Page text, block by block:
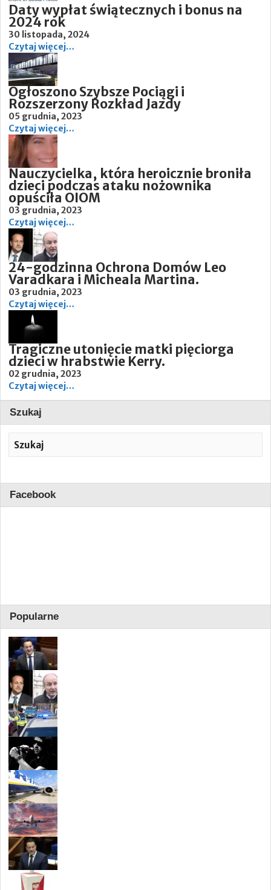
Daty wypłat świątecznych i bonus na
2024 rok
30 listopada, 2024
Czytaj więcej…
Ogłoszono Szybsze Pociągi i
Rozszerzony Rozkład Jazdy
05 grudnia, 2023
Czytaj więcej…
Nauczycielka, która heroicznie broniła
dzieci podczas ataku nożownika
opuściła OIOM
03 grudnia, 2023
Czytaj więcej…
24-godzinna Ochrona Domów Leo
Varadkara i Micheala Martina.
03 grudnia, 2023
Czytaj więcej…
Tragiczne utonięcie matki pięciorga
dzieci w hrabstwie Kerry.
02 grudnia, 2023
Czytaj więcej…
Szukaj
Facebook
Popularne